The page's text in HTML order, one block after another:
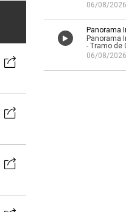
06/08/2026
Panorama
Panorama
- Tramo de
06/08/2026